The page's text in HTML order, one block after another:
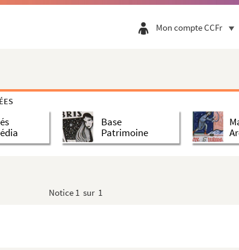
Mon compte CCFr
Base
Patrimoine
Notice 1 sur 1